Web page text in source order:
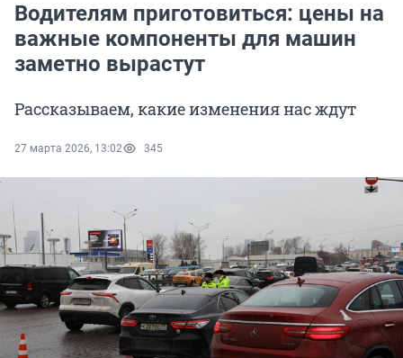
Водителям приготовиться: цены на
важные компоненты для машин
заметно вырастут
Рассказываем, какие изменения нас ждут
27 марта 2026, 13:02 345